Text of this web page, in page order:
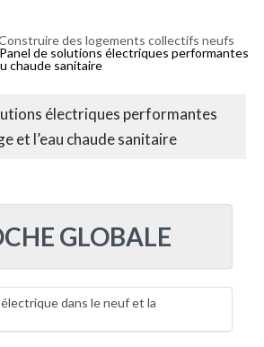
des logements collectifs neufs
de solutions électriques performantes
chaude sanitaire
électriques performantes
et l’eau chaude sanitaire
GLOBALE
dans le neuf et la